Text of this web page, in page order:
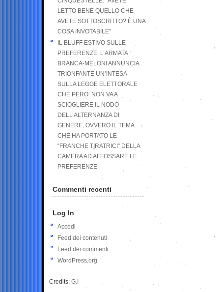
LETTO BENE QUELLO CHE
AVETE SOTTOSCRITTO? È UNA
COSA INVOTABILE”
IL BLUFF ESTIVO SULLE
PREFERENZE. L’ARMATA
BRANCA-MELONI ANNUNCIA
TRIONFANTE UN’INTESA
SULLA LEGGE ELETTORALE
CHE PERO’ NON VA A
SCIOGLIERE IL NODO
DELL’ALTERNANZA DI
GENERE, OVVERO IL TEMA
CHE HA PORTATO LE
“FRANCHE TIRATRICI” DELLA
CAMERA AD AFFOSSARE LE
PREFERENZE
Commenti recenti
Log In
Accedi
Feed dei contenuti
Feed dei commenti
WordPress.org
Credits: G.I